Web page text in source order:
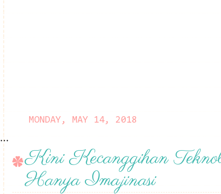
MONDAY, MAY 14, 2018
...
Kini Kecanggihan
Hanya Imajinasi